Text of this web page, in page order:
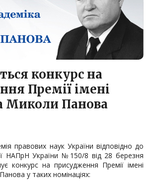
конкурс на
Премії імені
Миколи Панова
правових наук України відповідно до
НАПрН України №150/8 від 28 березня
конкурс на присудження Премії імені
у таких номінаціях: